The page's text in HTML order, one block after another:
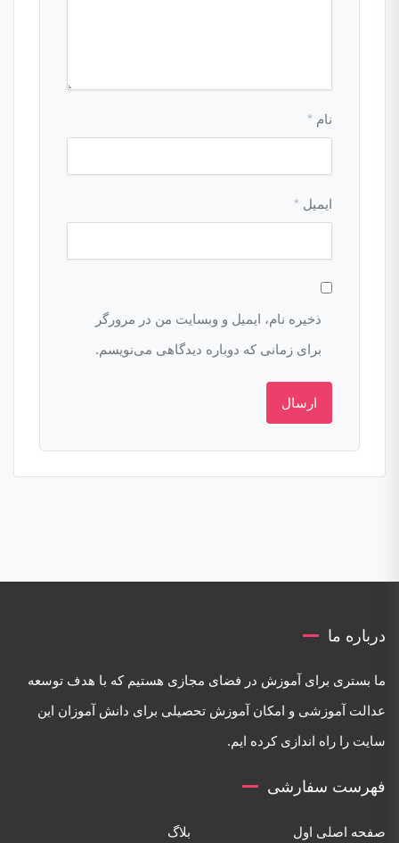
نام *
ایمیل *
ذخیره نام، ایمیل و وبسایت من در مرورگر
برای زمانی که دوباره دیدگاهی می‌نویسم.
درباره ما
ما بستری برای آموزش در فضای مجازی هستیم که با هدف توسعه
عدالت آموزشی و امکان آموزش تحصیلی برای دانش آموزان این
سایت را راه اندازی کرده ایم.
فهرست سفارشی
صفحه اصلی اول بلاگ